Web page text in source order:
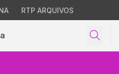
RTP ARQUIVOS